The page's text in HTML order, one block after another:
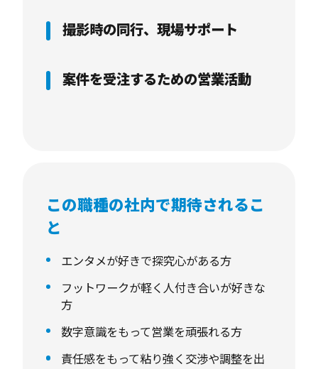
撮影時の同行、現場サポート
案件を受注するための営業活動
この職種の社内で期待されるこ
と
エンタメが好きで探究心がある方
フットワークが軽く人付き合いが好きな
方
数字意識をもって営業を頑張れる方
責任感をもって粘り強く交渉や調整を出